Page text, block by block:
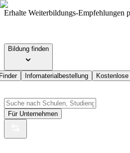
Erhalte Weiterbildungs-Empfehlungen
Bildung finden
Infomaterialbestellung
Für Unternehmen